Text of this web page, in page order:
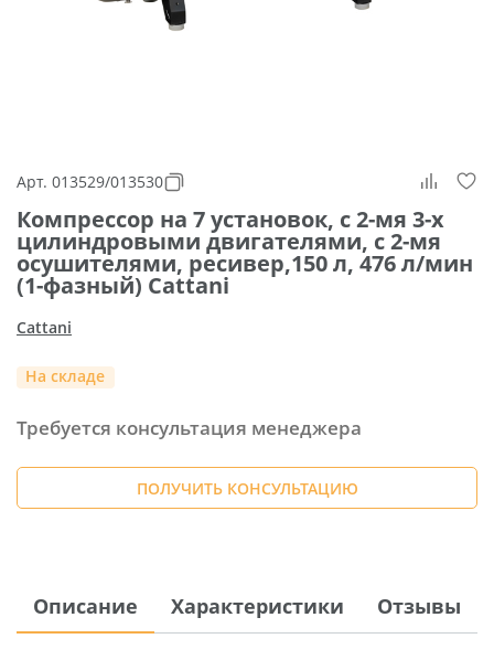
Арт. 013529/013530
Компрессор на 7 установок, с 2-мя 3-х
цилиндровыми двигателями, с 2-мя
осушителями, ресивер,150 л, 476 л/мин
(1-фазный) Cattani
Cattani
На складе
Требуется консультация менеджера
ПОЛУЧИТЬ КОНСУЛЬТАЦИЮ
Описание Характеристики Отзывы